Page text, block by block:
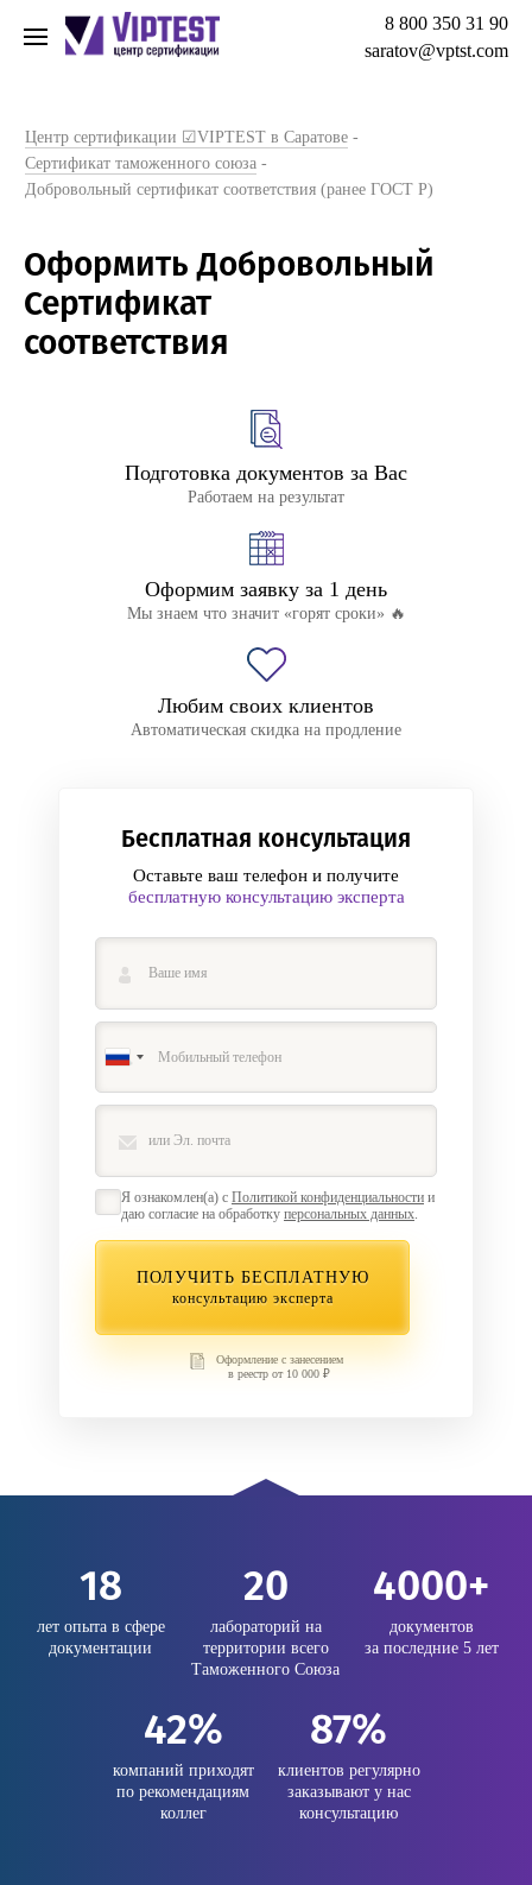
8 800 350 31 90
saratov@vptst.com
Центр сертификации ☑VIPTEST в Саратове -
Сертификат таможенного союза -
Добровольный сертификат соответствия (ранее ГОСТ Р)
Оформить Добровольный
Сертификат
соответствия
Подготовка документов за Вас
Работаем на результат
Оформим заявку за 1 день
Мы знаем что значит «горят сроки» 🔥
Любим своих клиентов
Автоматическая скидка на продление
Бесплатная консультация
Оставьте ваш телефон и получите
бесплатную консультацию эксперта
Я ознакомлен(а) с Политикой конфиденциальности и
даю согласие на обработку персональных данных
ПОЛУЧИТЬ БЕСПЛАТНУЮ
консультацию эксперта
Оформление с занесением
в реестр от 10 000 ₽
18
лет опыта в сфере
документации
20
лабораторий на
территории всего
Таможенного Союза
4000+
документов
за последние 5 лет
42%
компаний приходят
по рекомендациям
коллег
87%
клиентов регулярно
заказывают у нас
консультацию